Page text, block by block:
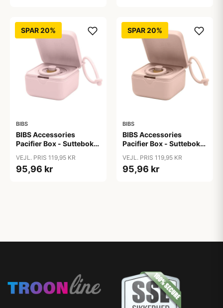
SPAR 20%
BIBS
BIBS Accessories
Pacifier Box - Sutteboks
Blossom
VEJL. PRIS 119,95 KR
95,96 kr
SPAR 20%
BIBS
BIBS Accessories
Pacifier Box - Sutteboks
Blush
VEJL. PRIS 119,95 KR
95,96 kr